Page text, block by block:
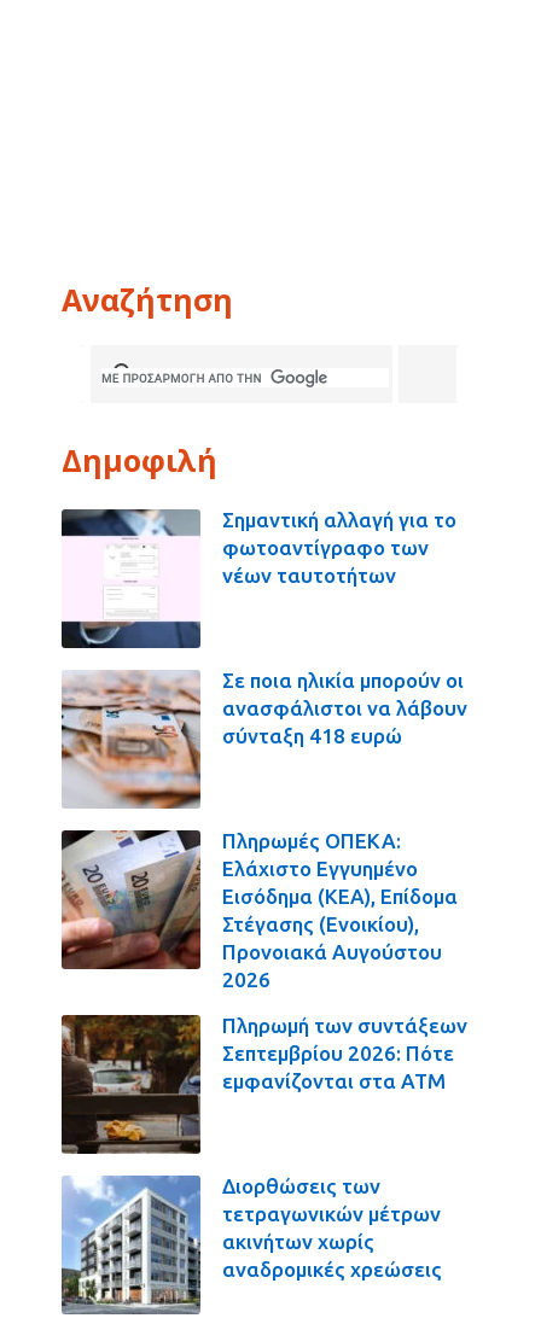
Αναζήτηση
Δημοφιλή
Σημαντική αλλαγή για το
φωτοαντίγραφο των
νέων ταυτοτήτων
Σε ποια ηλικία μπορούν οι
ανασφάλιστοι να λάβουν
σύνταξη 418 ευρώ
Πληρωμές ΟΠΕΚΑ:
Ελάχιστο Εγγυημένο
Εισόδημα (ΚΕΑ), Επίδομα
Στέγασης (Ενοικίου),
Προνοιακά Αυγούστου
2026
Πληρωμή των συντάξεων
Σεπτεμβρίου 2026: Πότε
εμφανίζονται στα ΑΤΜ
Διορθώσεις των
τετραγωνικών μέτρων
ακινήτων χωρίς
αναδρομικές χρεώσεις